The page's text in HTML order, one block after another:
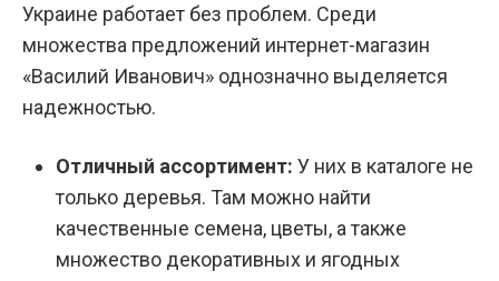
Украине работает без проблем. Среди
множества предложений интернет-магазин
«Василий Иванович» однозначно выделяется
надежностью.
Отличный ассортимент: У них в каталоге не
только деревья. Там можно найти
качественные семена, цветы, а также
множество декоративных и ягодных